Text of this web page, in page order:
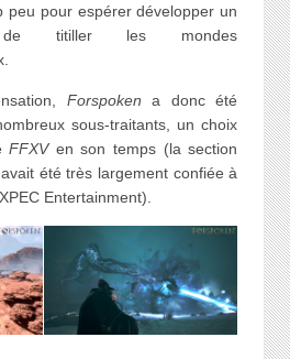
peu pour espérer développer un
titiller les mondes
Forspoken a donc été
sous-traitants, un choix
FFXVen son temps (la section
été très largement confiée à
Entertainment).